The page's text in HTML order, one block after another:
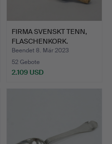
FIRMA SVENSKT TENN,
FLASCHENKORK.
Beendet 8. Mär 2023
52 Gebote
2.109 USD